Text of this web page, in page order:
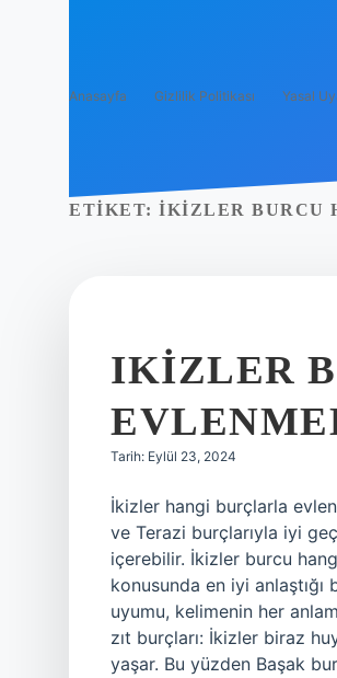
Anasayfa Gizlilik Politikası Yasal
ETIKET: İKIZLER BURCU
IKIZLER
Tarih: Eylül 23, 2024
İkizler hangi burçlarla
ve Terazi burçlarıyla iyi
içerebilir. İkizler burcu
konusunda en iyi
uyumu, kelimenin her
zıt burçları: İkizler biraz
yaşar. Bu yüzden Başak